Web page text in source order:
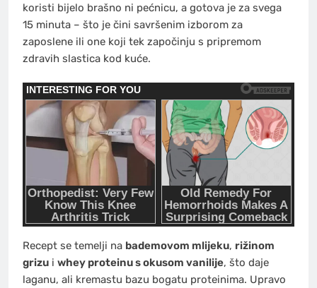
koristi bijelo brašno ni pećnicu, a gotova je za svega
15 minuta – što je čini savršenim izborom za
zaposlene ili one koji tek započinju s pripremom
zdravih slastica kod kuće.
Recept se temelji na bademovom mlijeku, rižinom
grizu i whey proteinu s okusom vanilije, što daje
laganu, ali kremastu bazu bogatu proteinima. Upravo